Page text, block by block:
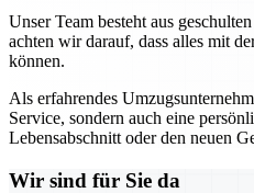
Unser Team besteht aus
achten wir darauf, dass alles mit
können.
Als erfahrendes
Service, sondern auch eine
Lebensabschnitt oder den neuen
Wir sind für Sie da